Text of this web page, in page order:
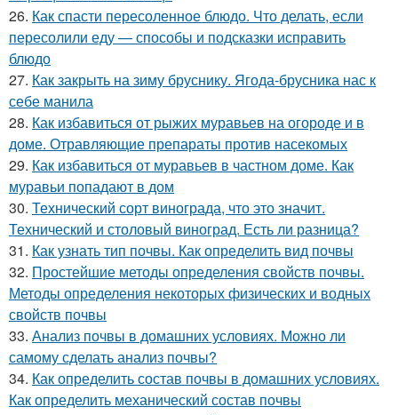
26. Как спасти пересоленное блюдо. Что делать, если
пересолили еду — способы и подсказки исправить
блюдо
27. Как закрыть на зиму бруснику. Ягода-брусника нас к
себе манила
28. Как избавиться от рыжих муравьев на огороде и в
доме. Отравляющие препараты против насекомых
29. Как избавиться от муравьев в частном доме. Как
муравьи попадают в дом
30. Технический сорт винограда, что это значит.
Технический и столовый виноград. Есть ли разница?
31. Как узнать тип почвы. Как определить вид почвы
32. Простейшие методы определения свойств почвы.
Методы определения некоторых физических и водных
свойств почвы
33. Анализ почвы в домашних условиях. Можно ли
самому сделать анализ почвы?
34. Как определить состав почвы в домашних условиях.
Как определить механический состав почвы